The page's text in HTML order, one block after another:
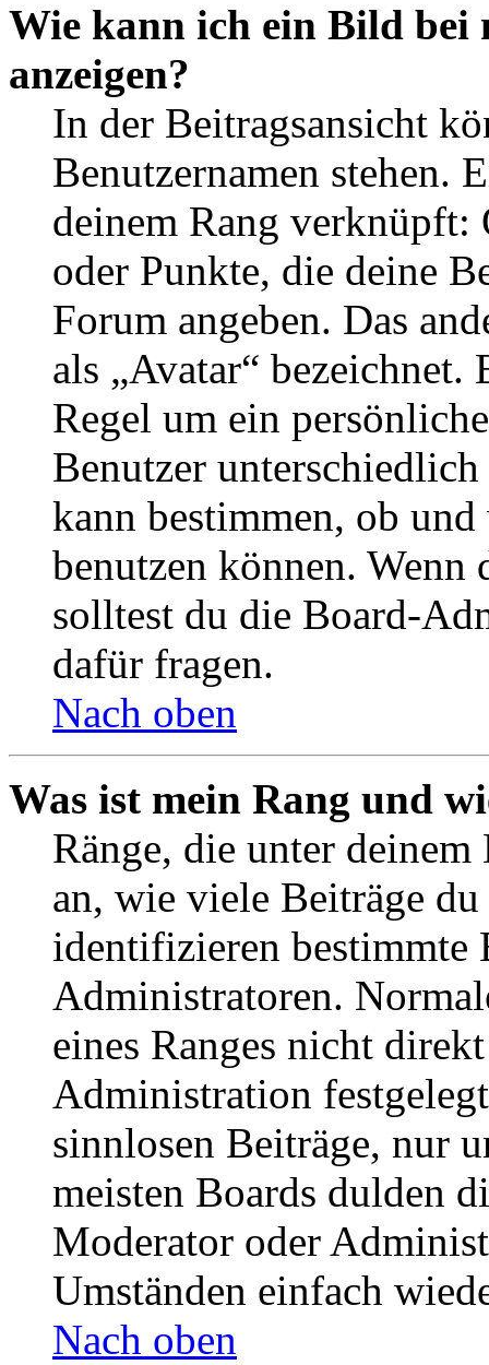
Wie kann ich ein Bild bei
anzeigen?
In der Beitragsansicht
Benutzernamen stehen.
deinem Rang verknüpft:
oder Punkte, die deine
Forum angeben. Das
als „Avatar“
Regel um ein
Benutzer
kann bestimmen, ob
benutzen können. Wenn
solltest du die Board-
dafür fragen.
Nach oben
Was ist mein Rang und
Ränge, die unter deinem
an, wie viele Beiträge
identifizieren bestimmte
Administratoren.
eines Ranges nicht
Administration
sinnlosen Beiträge, nur
meisten Boards dulden
Moderator oder
Umständen einfach
Nach oben